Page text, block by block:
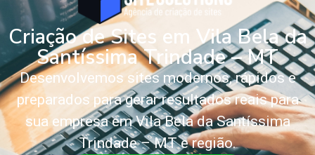
Criação de Sites em Vila Bela da
Santíssima Trindade – MT
Desenvolvemos sites modernos, rápidos e
preparados para gerar resultados reais para
sua empresa em Vila Bela da Santíssima
Trindade – MT e região.